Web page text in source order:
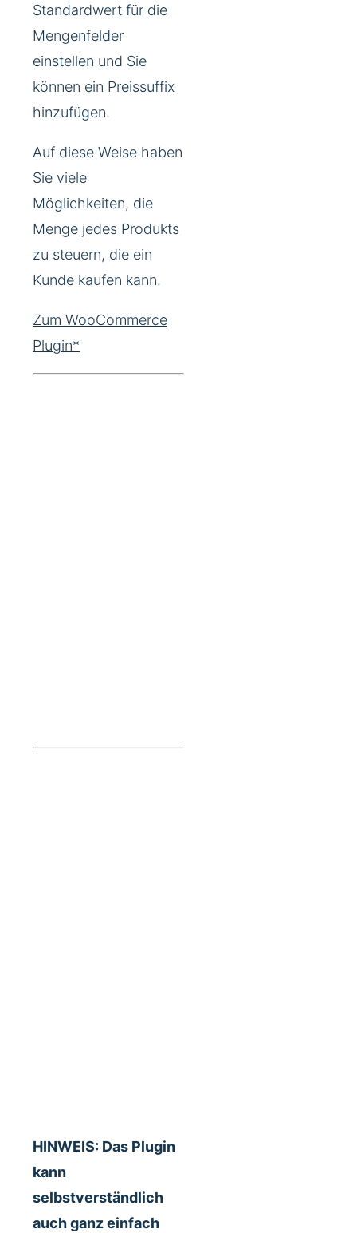
Standardwert für die
Mengenfelder
einstellen und Sie
können ein Preissuffix
hinzufügen.
Auf diese Weise haben
Sie viele
Möglichkeiten, die
Menge jedes Produkts
zu steuern, die ein
Kunde kaufen kann.
Zum WooCommerce
Plugin*
HINWEIS: Das Plugin
kann
selbstverständlich
auch ganz einfach